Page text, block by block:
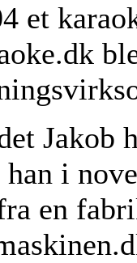
et
Jakob
i
en